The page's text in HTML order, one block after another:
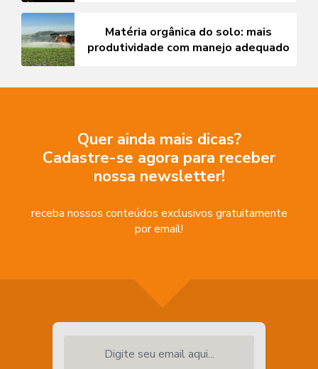
Matéria orgânica do solo: mais
produtividade com manejo adequado
Quer ainda mais dicas?
Cadastre-se agora para receber
nossa newsletter!
receba nossos conteúdos exclusivos gratuitamente
por email!